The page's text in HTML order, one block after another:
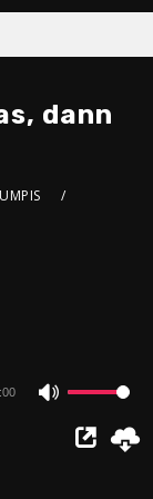
increase
decrease
dann
Up/Down